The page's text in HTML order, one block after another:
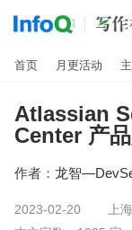
首页 月更活动
Atlassian
Center 产
作者：
2023-02-20
上海